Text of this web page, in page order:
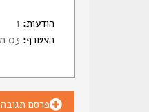
הודעות:
הצטרף:
פרסם תגובה